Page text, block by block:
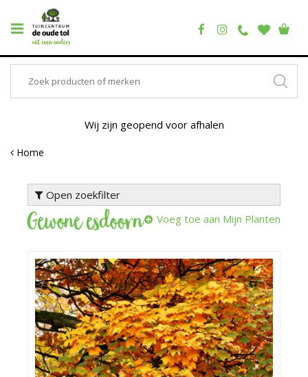
Wij zijn geopend voor afhalen
Home
Open zoekfilter
Gewone esdoorn Voeg toe aan Mijn Planten